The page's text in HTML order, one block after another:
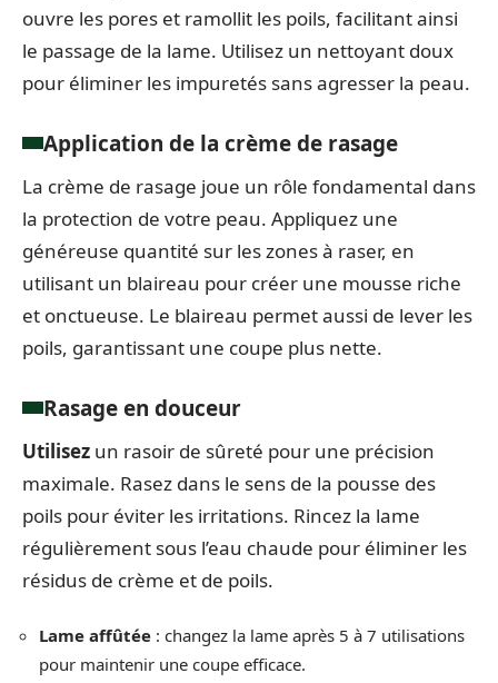
ouvre les pores et ramollit les poils, facilitant ainsi
le passage de la lame. Utilisez un nettoyant doux
pour éliminer les impuretés sans agresser la peau.
Application de la crème de rasage
La crème de rasage joue un rôle fondamental dans
la protection de votre peau. Appliquez une
généreuse quantité sur les zones à raser, en
utilisant un blaireau pour créer une mousse riche
et onctueuse. Le blaireau permet aussi de lever les
poils, garantissant une coupe plus nette.
Rasage en douceur
Utilisez un rasoir de sûreté pour une précision
maximale. Rasez dans le sens de la pousse des
poils pour éviter les irritations. Rincez la lame
régulièrement sous l’eau chaude pour éliminer les
résidus de crème et de poils.
Lame affûtée : changez la lame après 5 à 7 utilisations
pour maintenir une coupe efficace.